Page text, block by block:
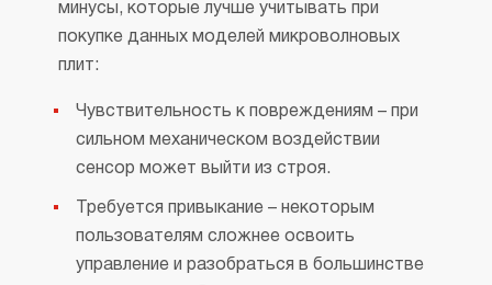
минусы, которые лучше учитывать при
покупке данных моделей микроволновых
плит:
Чувствительность к повреждениям – при
сильном механическом воздействии
сенсор может выйти из строя.
Требуется привыкание – некоторым
пользователям сложнее освоить
управление и разобраться в большинстве